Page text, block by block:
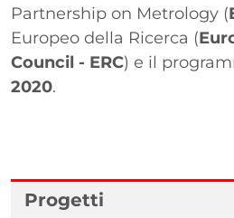
Partnership on Metrology (
Europeo della Ricerca (
Council - ERC) e il
2020.
Elenco
Progetti